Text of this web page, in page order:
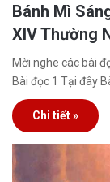
Bánh Mì
XIV Thường
Mời nghe các bài
Bài đọc 1 Tại đây
Chi tiết »